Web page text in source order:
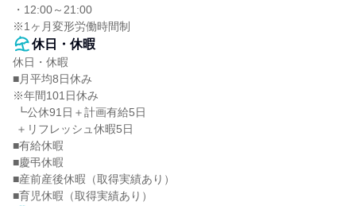
・12:00～21:00
※1ヶ月変形労働時間制
休日・休暇
休日・休暇
■月平均8日休み
※年間101日休み
■有給休暇
■慶弔休暇
■産前産後休暇（取得実績あり）
■育児休暇（取得実績あり）